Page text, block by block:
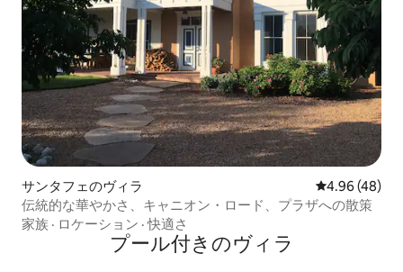
サンタフェのヴィラ レビュー48
4.96 (48)
伝統的な華やかさ、キャニオン・ロード、プラザへの散策
家族 · ロケーション ·快適さ
プール付きのヴィラ